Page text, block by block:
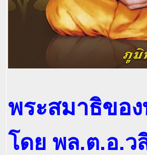
พระสมาธิของ
โดย พล.ต.อ.ว